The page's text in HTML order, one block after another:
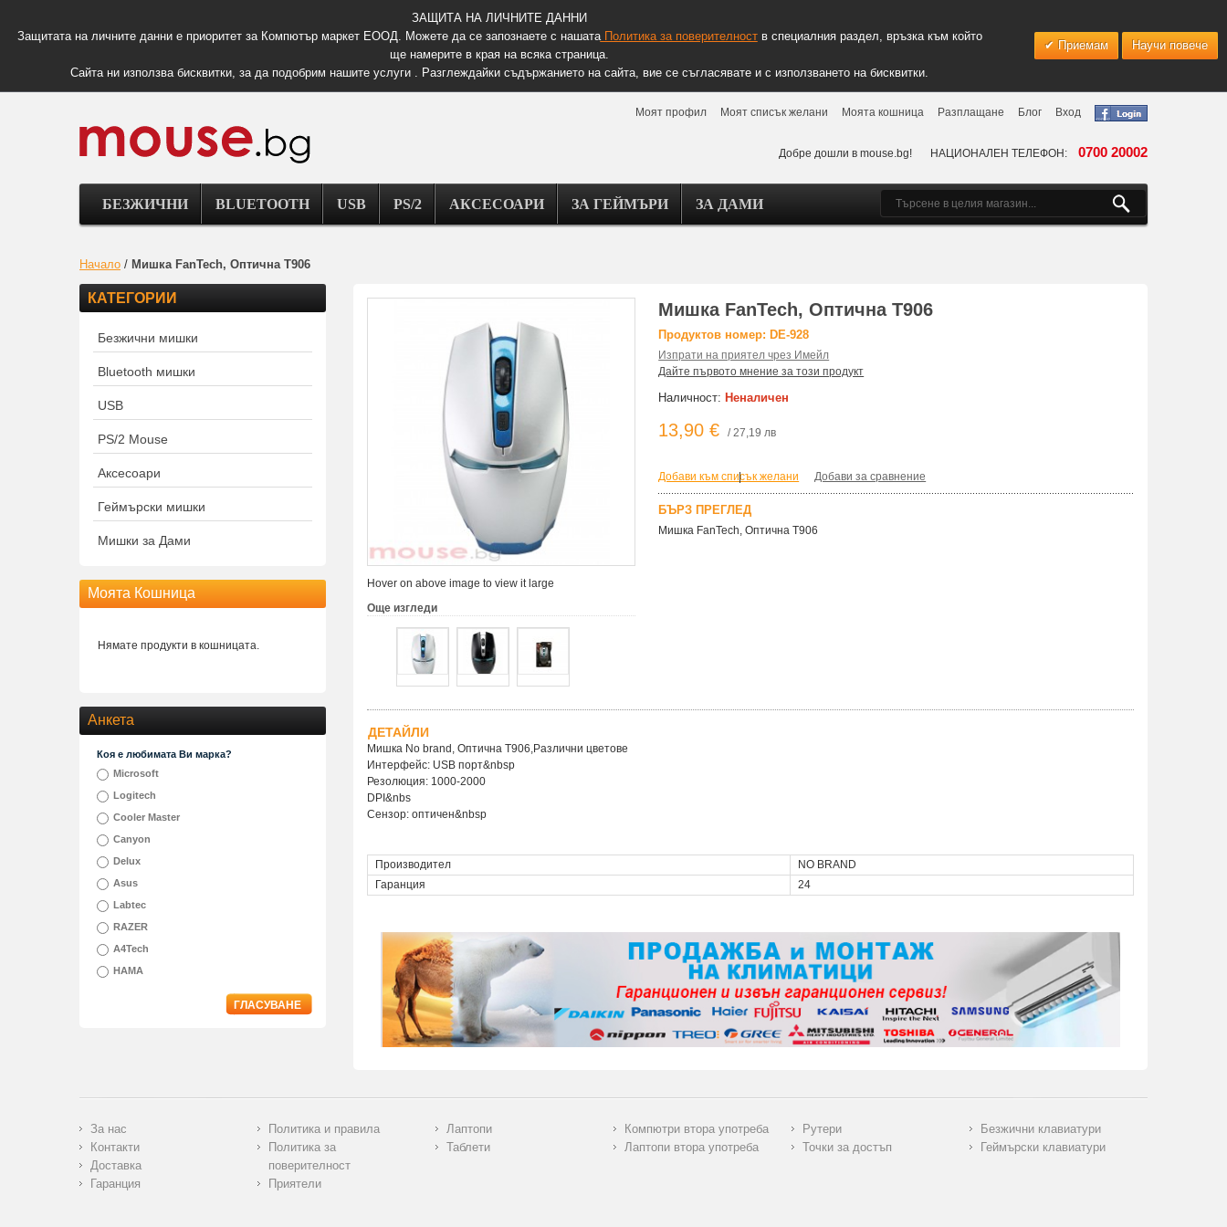
ЗАЩИТА НА ЛИЧНИТЕ ДАННИ
Защитата на личните данни е приоритет за Компютър маркет ЕООД. Можете да се запознаете с нашатаПолитика за поверителноств специалния раздел, връзка към който
ще намерите в края на всяка страница.
Сайта ни използва бисквитки, за да подобрим нашите услуги . Разглеждайки съдържанието на сайта, вие се съгласявате и с използването на бисквитки.
Приемам Научи повече
Моят профил Моят списък желани Моята кошница Разплащане Блог Вход
Добре дошли в mouse.bg! НАЦИОНАЛЕН ТЕЛЕФОН: 0700 20002
БЕЗЖИЧНИ BLUETOOTH USB PS/2 АКСЕСОАРИ ЗА ГЕЙМЪРИ ЗА ДАМИ
Начало / Мишка FanTech, Оптична T906
Hover on above image to view it large
Още изгледи
Мишка FanTech, Оптична T906
Продуктов номер: DE-928
Изпрати на приятел чрез Имейл
Дайте първото мнение за този продукт
Наличност: Неналичен
13,90 € / 27,19 лв
Добави към списък желани
| Добави за сравнение
БЪРЗ ПРЕГЛЕД
Мишка FanTech, Оптична T906
ДЕТАЙЛИ
Мишка No brand, Оптична T906,Различни цветове
Интерфейс: USB порт&nbsp
Резолюция: 1000-2000
DPI&nbs
Сензор: оптичен&nbsp
Производител
NO BRAND
Гаранция
24
КАТЕГОРИИ
Безжични мишки
Bluetooth мишки
USB
PS/2 Mouse
Аксесоари
Геймърски мишки
Мишки за Дами
Моята Кошница
Нямате продукти в кошницата.
Анкета
Коя е любимата Ви марка?
Microsoft
Logitech
Cooler Master
Canyon
Delux
Asus
Labtec
RAZER
A4Tech
HAMA
ГЛАСУВАНЕ
За нас
Контакти
Доставка
Гаранция
Политика и правила
Политика за
поверителност
Приятели
Лаптопи
Таблети
Компютри втора употреба
Лаптопи втора употреба
Рутери
Точки за достъп
Безжични клавиатури
Геймърски клавиатури